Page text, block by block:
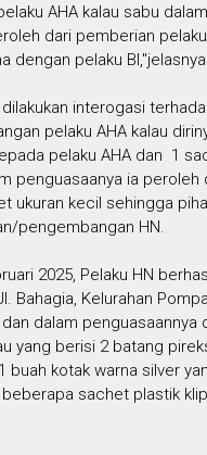
AHA kalau sabu dalam
dari pemberian
dengan pelaku
interogasi
pelaku AHA kalau
pelaku AHA dan 1
penguasaanya ia peroleh
ukuran kecil sehingga
pengembangan HN.
2025, Pelaku HN
Bahagia, Kelurahan
dalam penguasaannya
yang berisi 2 batang
buah kotak warna silver
sachet plastik